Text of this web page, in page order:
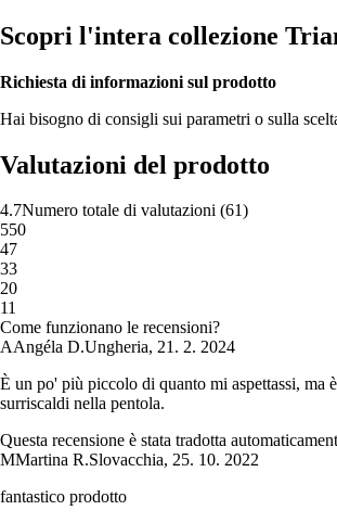
Scopri l'intera collezione
Richiesta di informazioni sul prodotto
Hai bisogno di consigli sui parametri o sulla
Valutazioni del prodotto
4.7Numero totale di valutazioni (61)
550
47
33
20
11
Come funzionano le recensioni?
AAngéla D.Ungheria, 21. 2. 2024
È un po' più piccolo di quanto mi aspettassi, ma
surriscaldi nella pentola.
Questa recensione è stata tradotta
MMartina R.Slovacchia, 25. 10. 2022
fantastico prodotto